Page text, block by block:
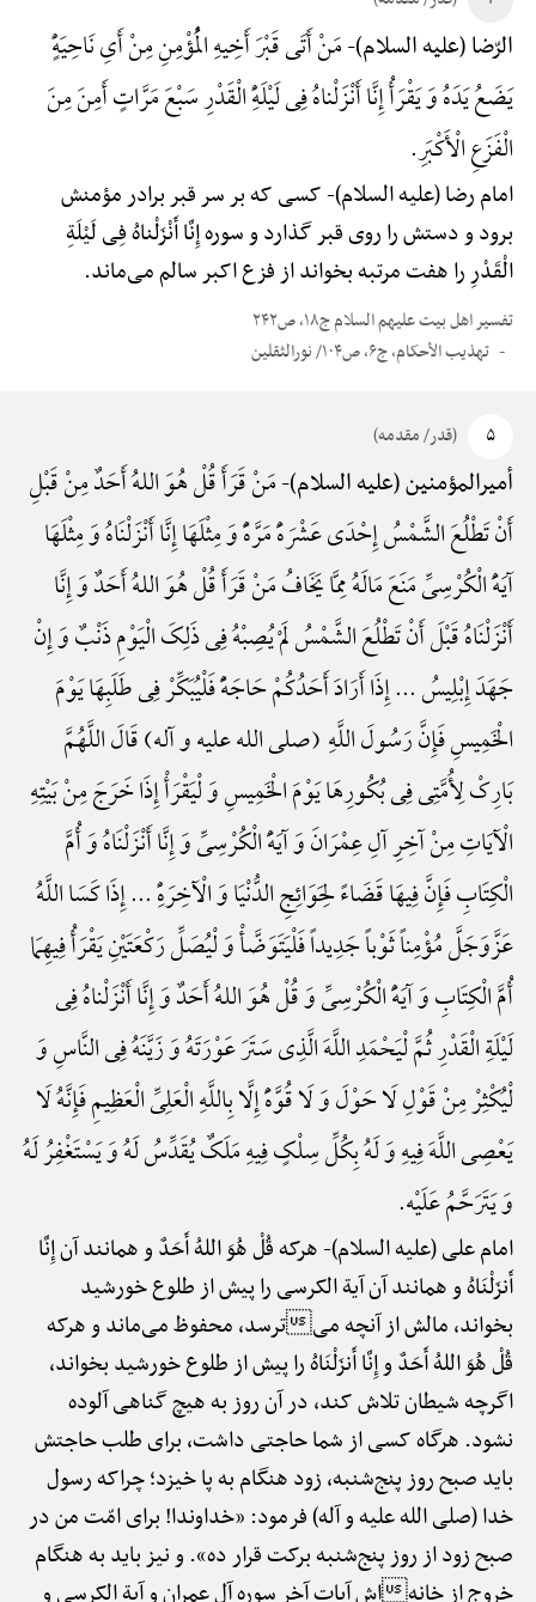
الرّضا (علیه السلام)-مَنْ أَتَی قَبْرَ أَخِیهِ الْمُؤْمِنِ مِنْ أَیِ نَاحِیَهًٍْ
یَضَعُ یَدَهُ وَ یَقْرَأُ إِنَّا أَنْزَلْناهُ فِی لَیْلَهًِْ الْقَدْرِ سَبْعَ مَرَّاتٍ أَمِنَ مِنَ
الْفَزَعِ الْأَکْبَرِ.
امام رضا (علیه السلام)-کسی که بر سر قبر برادر مؤمنش
برود و دستش را روی قبر گذارد و سوره إِنَّا أَنْزَلْناهُ فِی لَیْلَةِ
الْقَدْرِ را هفت مرتبه بخواند از فزع اکبر سالم می‌ماند.
تفسیر اهل بیت علیهم السلام ج۱۸، ص۲۴۲
تهذیب الأحکام، ج۶، ص۱۰۴/ نورالثقلین
۵ (قدر/ مقدمه)
أمیرالمؤمنین (علیه السلام)-مَنْ قَرَأَ قُلْ هُوَ اللهُ أَحَدٌ مِنْ قَبْلِ
أَنْ تَطْلُعَ الشَّمْسُ إِحْدَی عَشْرَهًَْ مَرَّهًًْ وَ مِثْلَهَا إِنَّا أَنْزَلْنَاهُ وَ مِثْلَهَا
آیَهًَْ الْکُرْسِیِّ مَنَعَ مَالَهُ مِمَّا یَخَافُ مَنْ قَرَأَ قُلْ هُوَ اللهُ أَحَدٌ وَ إِنَّا
أَنْزَلْنَاهُ قَبْلَ أَنْ تَطْلُعَ الشَّمْسُ لَمْ یُصِبْهُ فِی ذَلِکَ الْیَوْمِ ذَنْبٌ وَ إِنْ
جَهَدَ إِبْلِیسُ ... إِذَا أَرَادَ أَحَدُکُمْ حَاجَهًًْ فَلْیُبَکِّرْ فِی طَلَبِهَا یَوْمَ
الْخَمِیسِ فَإِنَّ رَسُولَ اللَّهِ (صلی الله علیه و آله) قَالَ اللَّهُمَّ
بَارِکْ لِأُمَّتِی فِی بُکُورِهَا یَوْمَ الْخَمِیسِ وَ لْیَقْرَأْ إِذَا خَرَجَ مِنْ بَیْتِهِ
الْآیَاتِ مِنْ آخِرِ آلِ عِمْرَانَ وَ آیَهًَْ الْکُرْسِیِّ وَ إِنَّا أَنْزَلْنَاهُ وَ أُمَّ
الْکِتَابِ فَإِنَّ فِیهَا قَضَاءً لِحَوَائِجِ الدُّنْیَا وَ الْآخِرَهًِْ ... إِذَا کَسَا اللَّهُ
عَزَّوَجَلَّ مُؤْمِناً ثَوْباً جَدِیداً فَلْیَتَوَضَّأْ وَ لْیُصَلِّ رَکْعَتَیْنِ یَقْرَأُ فِیهِمَا
أُمَّ الْکِتَابِ وَ آیَهًَْ الْکُرْسِیِّ وَ قُلْ هُوَ اللهُ أَحَدٌ وَ إِنَّا أَنْزَلْناهُ فِی
لَیْلَةِ الْقَدْرِ ثُمَّ لْیَحْمَدِ اللَّهَ الَّذِی سَتَرَ عَوْرَتَهُ وَ زَیَّنَهُ فِی النَّاسِ وَ
لْیُکْثِرْ مِنْ قَوْلِ لَا حَوْلَ وَ لَا قُوَّهًَْ إِلَّا بِاللَّهِ الْعَلِیِّ الْعَظِیمِ فَإِنَّهُ لَا
یَعْصِی اللَّهَ فِیهِ وَ لَهُ بِکُلِّ سِلْکٍ فِیهِ مَلَکٌ یُقَدِّسُ لَهُ وَ یَسْتَغْفِرُ لَهُ
وَ یَتَرَحَّمُ عَلَیْه.
امام علی (علیه السلام)-هرکه قُلْ هُوَ اللهُ أَحَدٌ و همانند آن إِنَّا
أَنزَلْنَاهُ و همانند آن آیة الکرسی را پیش از طلوع خورشید
بخواند، مالش از آنچه میترسد، محفوظ می‌ماند و هرکه
قُلْ هُوَ اللهُ أَحَدٌ و إِنَّا أَنزَلْنَاهُ را پیش از طلوع خورشید بخواند،
اگرچه شیطان تلاش کند، در آن روز به هیچ گناهی آلوده
نشود. هرگاه کسی از شما حاجتی داشت، برای طلب حاجتش
باید صبح روز پنج‌شنبه، زود هنگام به پا خیزد؛ چراکه رسول
خدا (صلی الله علیه و آله) فرمود: «خداوندا! برای امّت من در
صبح زود از روز پنج‌شنبه برکت قرار ده». و نیز باید به هنگام
خروج از خانهاش آیات آخر سوره آل عمران و آیة الکرسی و